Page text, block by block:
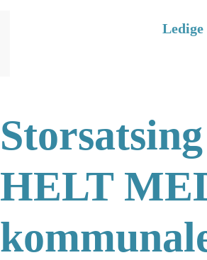
HELT